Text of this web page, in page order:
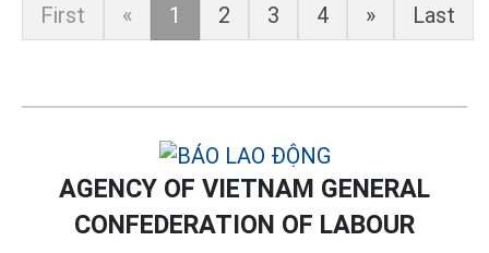
First « 1 2 3 4 » Last
AGENCY OF VIETNAM GENERAL
CONFEDERATION OF LABOUR